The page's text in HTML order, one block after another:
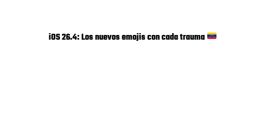
iOS 26.4: Los nuevos emojis con cada trauma